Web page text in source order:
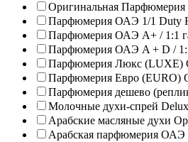
Оригинальная Парфюмерия
Парфюмерия ОАЭ 1/1 Duty
Парфюмерия ОАЭ A+ / 1:1
Парфюмерия ОАЭ A + D / 1:1
Парфюмерия Люкс
Парфюмерия Евро (EURO)
Парфюмерия дешево
Молочные духи-спрей
Арабские масляные духи
Арабская парфюмерия ОАЭ